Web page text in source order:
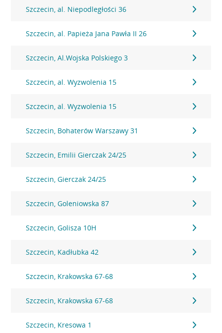
Szczecin, al. Niepodległości 36
Szczecin, al. Papieża Jana Pawła II 26
Szczecin, Al.Wojska Polskiego 3
Szczecin, al. Wyzwolenia 15
Szczecin, al. Wyzwolenia 15
Szczecin, Bohaterów Warszawy 31
Szczecin, Emilii Gierczak 24/25
Szczecin, Gierczak 24/25
Szczecin, Goleniowska 87
Szczecin, Golisza 10H
Szczecin, Kadłubka 42
Szczecin, Krakowska 67-68
Szczecin, Krakowska 67-68
Szczecin, Kresowa 1